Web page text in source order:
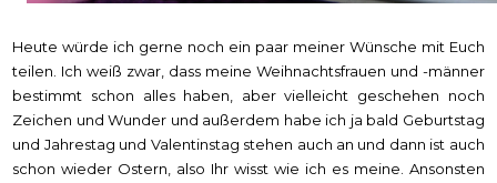
Heute würde ich gerne noch ein paar meiner Wünsche mit Euch
teilen. Ich weiß zwar, dass meine Weihnachtsfrauen und -männer
bestimmt schon alles haben, aber vielleicht geschehen noch
Zeichen und Wunder und außerdem habe ich ja bald Geburtstag
und Jahrestag und Valentinstag stehen auch an und dann ist auch
schon wieder Ostern, also Ihr wisst wie ich es meine. Ansonsten